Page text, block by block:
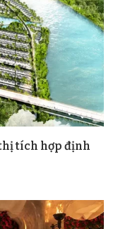
tích hợp định